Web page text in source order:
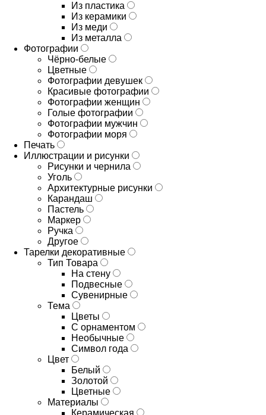
Из пластика
Из керамики
Из меди
Из металла
Фотографии
Чёрно-белые
Цветные
Фотографии девушек
Красивые фотографии
Фотографии женщин
Голые фотографии
Фотографии мужчин
Фотографии моря
Печать
Иллюстрации и рисунки
Рисунки и чернила
Уголь
Архитектурные рисунки
Карандаш
Пастель
Маркер
Ручка
Другое
Тарелки декоративные
Тип Товара
На стену
Подвесные
Сувенирные
Тема
Цветы
С орнаментом
Необычные
Символ года
Цвет
Белый
Золотой
Цветные
Материалы
Керамическая